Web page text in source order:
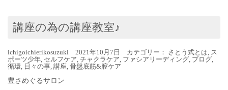
講座の為の講座教室♪
ichigoichierikosuzuki 2021年10月7日 カテゴリー： さとう式とは, ス
ポーツ少年, セルフケア, チャクラケア, ファシアリーディング, ブログ,
循環, 日々の事, 講座, 骨盤底筋&膣ケア
豊さめぐるサロン